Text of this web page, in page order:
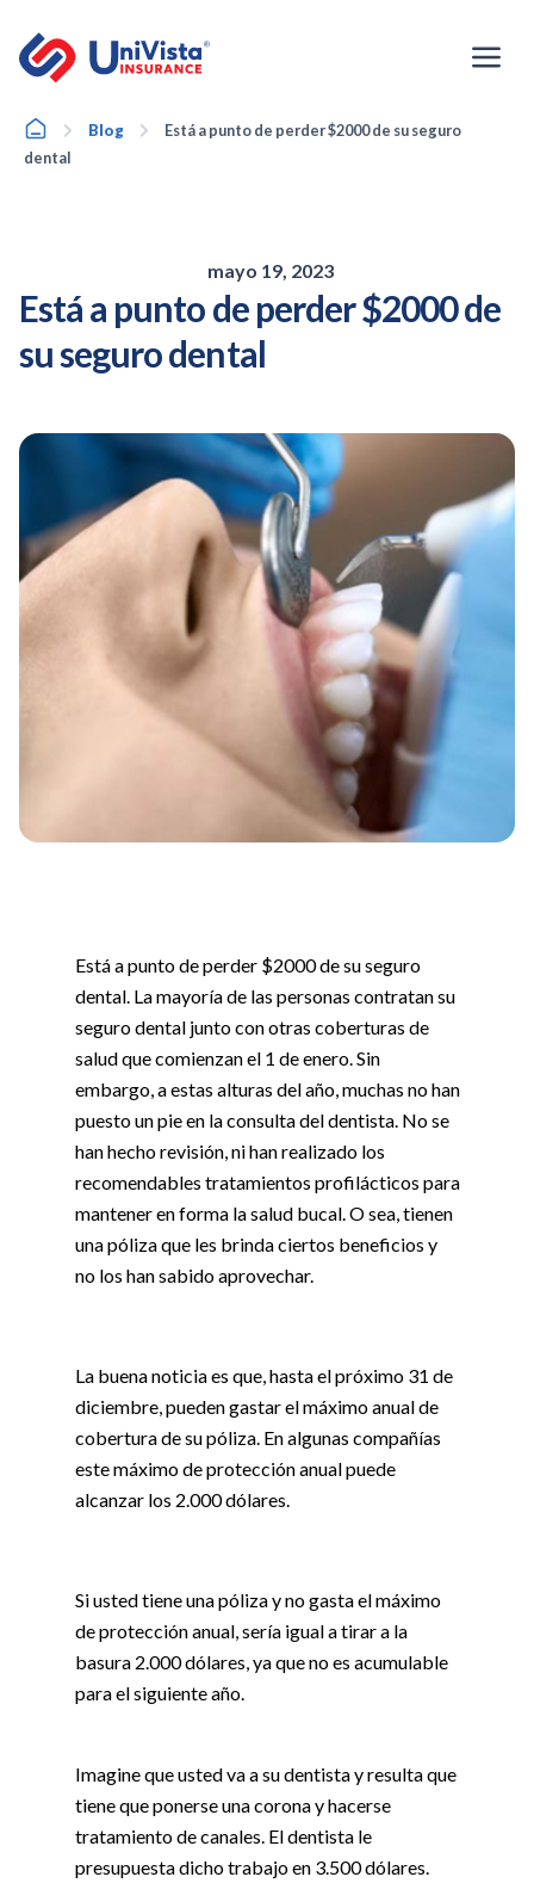
contenido
HomeBlog
Está a punto de perder $2000 de su seguro
dental
mayo 19, 2023
Está a punto de perder $2000 de
su seguro dental
Está a punto de perder $2000 de su seguro
dental. La mayoría de las personas contratan su
seguro dental junto con otras coberturas de
salud que comienzan el 1 de enero. Sin
embargo, a estas alturas del año, muchas no han
puesto un pie en la consulta del dentista. No se
han hecho revisión, ni han realizado los
recomendables tratamientos profilácticos para
mantener en forma la salud bucal. O sea, tienen
una póliza que les brinda ciertos beneficios y
no los han sabido aprovechar.
La buena noticia es que, hasta el próximo 31 de
diciembre, pueden gastar el máximo anual de
cobertura de su póliza. En algunas compañías
este máximo de protección anual puede
alcanzar los 2.000 dólares.
Si usted tiene una póliza y no gasta el máximo
de protección anual, sería igual a tirar a la
basura 2.000 dólares, ya que no es acumulable
para el siguiente año.
Imagine que usted va a su dentista y resulta que
tiene que ponerse una corona y hacerse
tratamiento de canales. El dentista le
presupuesta dicho trabajo en 3.500 dólares.